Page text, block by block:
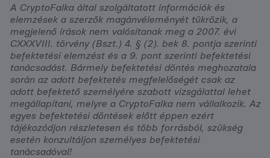
A CryptoFalka által szolgáltatott információk és
elemzések a szerzők magánvéleményét tükrözik, a
megjelenő írások nem valósítanak meg a 2007. évi
CXXXVIII. törvény (Bszt.) 4. § (2). bek 8. pontja szerinti
befektetési elemzést és a 9. pont szerinti befektetési
tanácsadást. Bármely befektetési döntés meghozatala
során az adott befektetés megfelelőségét csak az
adott befektető személyére szabott vizsgálattal lehet
megállapítani, melyre a CryptoFalka nem vállalkozik. Az
egyes befektetési döntések előtt éppen ezért
tájékozódjon részletesen és több forrásból, szükség
esetén konzultáljon személyes befektetési
tanácsadóval!